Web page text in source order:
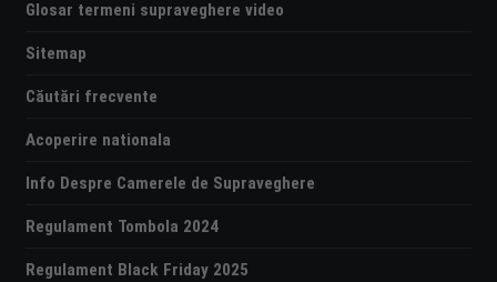
Glosar termeni supraveghere video
Sitemap
Căutări frecvente
Acoperire nationala
Info Despre Camerele de Supraveghere
Regulament Tombola 2024
Regulament Black Friday 2025